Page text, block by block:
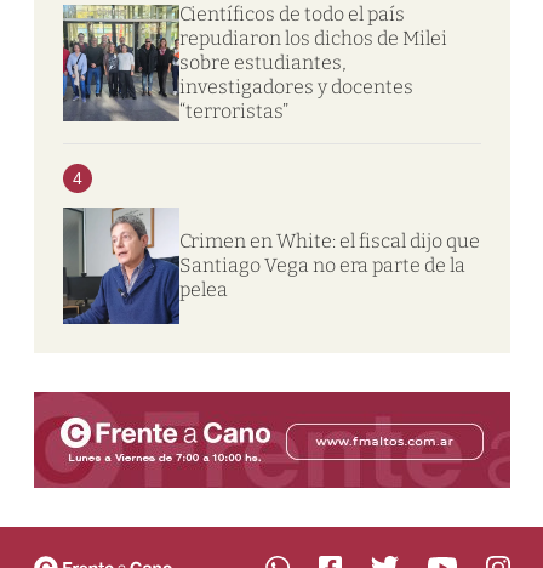
Científicos de todo el país
repudiaron los dichos de Milei
sobre estudiantes,
investigadores y docentes
“terroristas”
4
Crimen en White: el fiscal dijo que
Santiago Vega no era parte de la
pelea